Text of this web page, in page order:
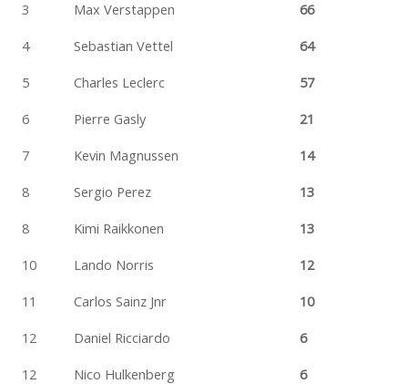
3
Max Verstappen
66
4
Sebastian Vettel
64
5
Charles Leclerc
57
6
Pierre Gasly
21
7
Kevin Magnussen
14
8
Sergio Perez
13
8
Kimi Raikkonen
13
10
Lando Norris
12
11
Carlos Sainz Jnr
10
12
Daniel Ricciardo
6
12
Nico Hulkenberg
6